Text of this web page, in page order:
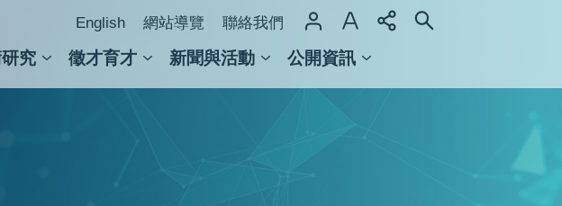
English 網站導覽 聯絡我們
究 徵才育才 新聞與活動 公開資訊